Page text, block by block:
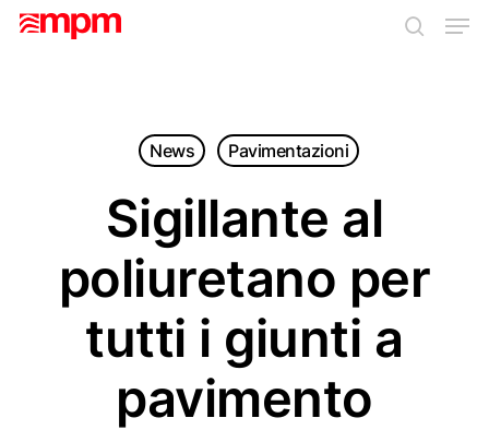
Skip
News Pavimentazioni
Sigillante al
poliuretano per
tutti i giunti a
pavimento